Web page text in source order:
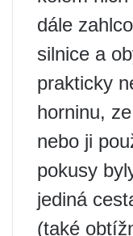
dále
silnice a
prakticky
horninu,
nebo ji
pokusy
jediná
(také